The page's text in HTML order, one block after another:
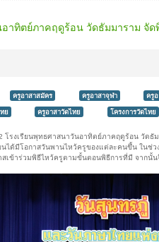
อาทิตย์ภาคฤดูร้อน วัดธัมมาราม จั
ครูอาสาสมัคร ครูอาสาจุฬา ครู
ย ครูอาสาวัดไทย โครงการวัดไทย
โรงเรียนพุทธศาสนาวันอาทิตย์ภาคฤดูร้อน วัด
นได้มีโอกาสวันพานไหว้ครูของแต่ละคนขึ้น ใน
สเข้าร่วมพิธีไหว้ครูตามขั้นตอนพิธีการที่มี จาก